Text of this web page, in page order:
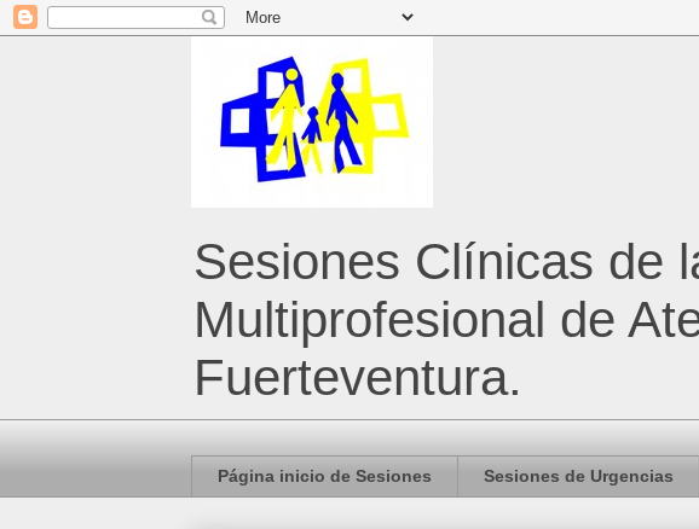
Sesiones Clínicas de
Multiprofesional de
Fuerteventura.
Página inicio de Sesiones Sesiones de Urgencias